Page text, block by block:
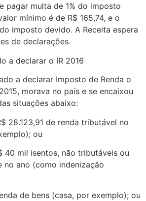
pagar multa de 1% do imposto
mínimo é de R$ 165,74, e o
imposto devido. A Receita espera
de declarações.
a declarar o IR 2016
a declarar Imposto de Renda o
morava no país e se encaixou
situações abaixo:
28.123,91 de renda tributável no
ou
40 mil isentos, não tributáveis ou
ano (como indenização
de bens (casa, por exemplo); ou